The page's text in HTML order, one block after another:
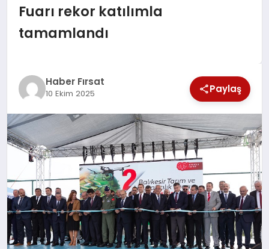
SAĞLIK
MAGAZİN
EĞİTİM
DÜNYA
Fuarı rekor katılımla
tamamlandı
Haber Fırsat
10 Ekim 2025 Paylaş